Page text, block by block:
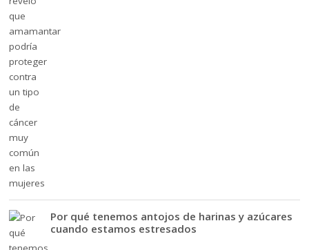
Por qué tenemos antojos de harinas y azúcares
cuando estamos estresados